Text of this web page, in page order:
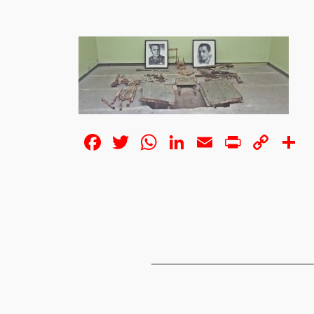
Facebook
Twitter
WhatsApp
LinkedIn
EmailPrintCopy